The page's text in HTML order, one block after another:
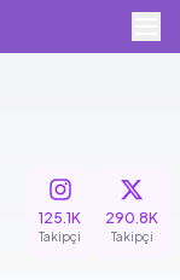
125.1K
Takipçi
290.8K
Takipçi